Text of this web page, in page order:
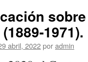
abril, 2022poradmin